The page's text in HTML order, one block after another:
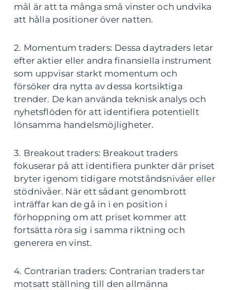
mål är att ta många små vinster och undvika
att hålla positioner över natten.
2. Momentum traders: Dessa daytraders letar
efter aktier eller andra finansiella instrument
som uppvisar starkt momentum och
försöker dra nytta av dessa kortsiktiga
trender. De kan använda teknisk analys och
nyhetsflöden för att identifiera potentiellt
lönsamma handelsmöjligheter.
3. Breakout traders: Breakout traders
fokuserar på att identifiera punkter där priset
bryter igenom tidigare motståndsnivåer eller
stödnivåer. När ett sådant genombrott
inträffar kan de gå in i en position i
förhoppning om att priset kommer att
fortsätta röra sig i samma riktning och
generera en vinst.
4. Contrarian traders: Contrarian traders tar
motsatt ställning till den allmänna